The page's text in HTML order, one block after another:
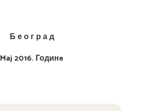
Б е о г р а д
Maj 2016. Годинe